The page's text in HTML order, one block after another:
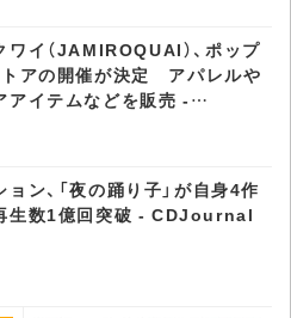
ワイ（JAMIROQUAI）、ポップ
トアの開催が決定 アパレルや
アイテムなどを販売 -
ニュース
ン、「夜の踊り子」が自身4作
生数1億回突破 - CDJournal